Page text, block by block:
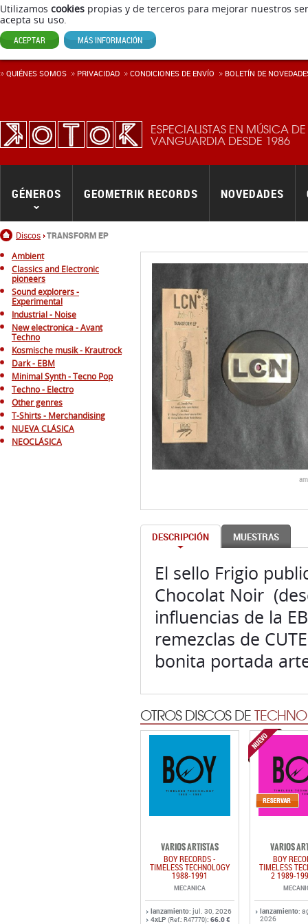
Utilizamos cookies propias y de terceros para mejorar nuestros
acepta su uso.
ACEPTAR MÁS INFORMACIÓN
ESPECIALISTAS EN MÚSICA DE
VANGUARDIA DESDE 1986
Inicio
Discos TRANSFORM EP
GÉNEROS GEOMETRIK RECORDS NOVEDADES
QUIÉNES SOMOS PRIVACIDAD CONDICIONES DE ENVÍ­O BOLETÍN DE
Ambient
Classics and Electronic
pioneers
Sound explorers -
Experimental
Industrial - Noise
New electronica - Avant
Techno
Kosmische musik - Krautrock
Dark - EBM
Minimal Synth - Tecno Pop
Techno - Electro
Other genres
T-Shirts - Merchandising
NUEVA CLÁSICA
NEOCLÁSICA
DESCRIPCIÓN MUESTRAS
El sello Frigio
Chocolat Noir
influencias de la
remezclas de
bonita portada
OTROS DISCOS DE
VARIOS ARTISTAS
BOY RECORDS -
TIMELESS TECHNOLOGY
1988-1991
MECANICA
lanzamiento: jul. 30, 2026
4xLP (Ref.: R47770): 66.0 €
VARIOS
BOY
TIMELESS
2 1989-
lanzamiento:
2026